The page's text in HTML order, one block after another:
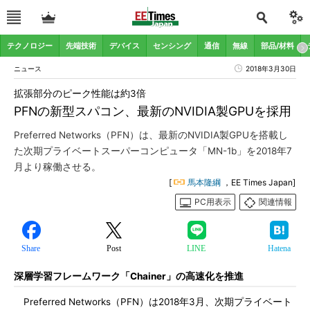
テクノロジー 先端技術 デバイス センシング 通信 無線 部品/材料
ニュース 2018年3月30日
PFNの新型スパコン、最新のNVIDIA製GPUを採用
拡張部分のピーク性能は約3倍
Preferred Networks（PFN）は、最新のNVIDIA製GPUを搭載し
た次期プライベートスーパーコンピュータ「MN-1b」を2018年7
月より稼働させる。
[ 馬本隆綱 ，EE Times Japan]
PC用表示
関連情報
Share Post LINE Hatena
深層学習フレームワーク「Chainer」の高速化を推進
Preferred Networks（PFN）は2018年3月、次期プライベート